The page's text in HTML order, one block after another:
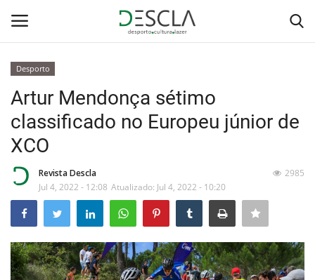
Home
Desporto
Sobre Nós
Desporto
Artur Mendonça sétimo
classificado no Europeu júnior de
XCO
Revista Descla
Jul 4, 2022 - 12:08 Atualizado: Jul 4, 2022 - 10:20
2985